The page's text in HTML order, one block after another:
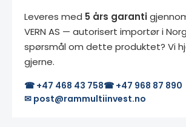
Leveres med 5 års garanti
VERN AS — autorisert importør i
spørsmål om dette produktet? Vi
gjerne.
☎ +47 468 43 758☎ +47 968 87 890
✉ post@rammultiinvest.no